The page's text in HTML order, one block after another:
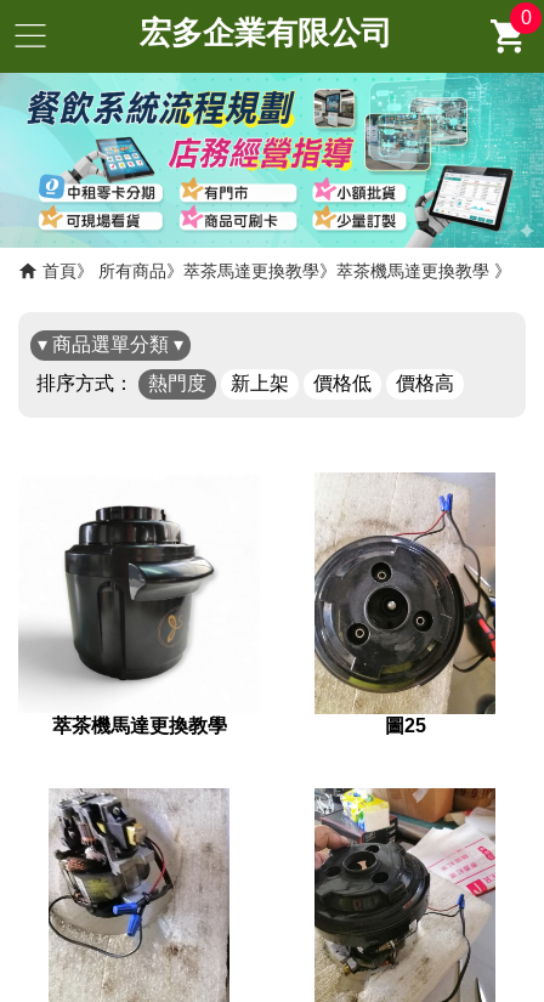
宏多企業有限公司 0
首頁 所有商品 萃茶馬達更換教學 萃茶機馬達更換教學
▾ 商品選單分類 ▾
排序方式：
熱門度 新上架 價格低 價格高
萃茶機馬達更換教學 圖25